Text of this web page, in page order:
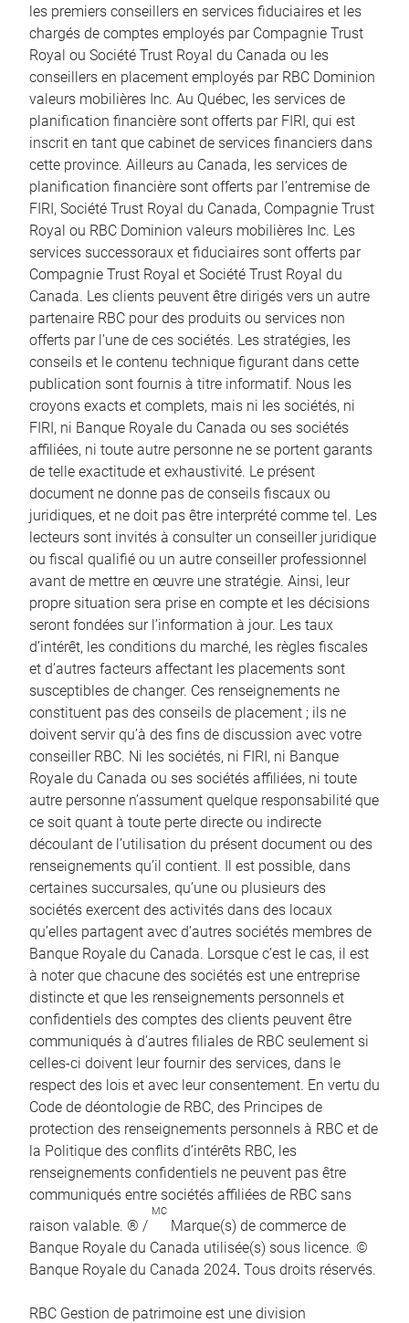
les premiers conseillers en services fiduciaires et les
chargés de comptes employés par Compagnie Trust
Royal ou Société Trust Royal du Canada ou les
conseillers en placement employés par RBC Dominion
valeurs mobilières Inc. Au Québec, les services de
planification financière sont offerts par FIRI, qui est
inscrit en tant que cabinet de services financiers dans
cette province. Ailleurs au Canada, les services de
planification financière sont offerts par l’entremise de
FIRI, Société Trust Royal du Canada, Compagnie Trust
Royal ou RBC Dominion valeurs mobilières Inc. Les
services successoraux et fiduciaires sont offerts par
Compagnie Trust Royal et Société Trust Royal du
Canada. Les clients peuvent être dirigés vers un autre
partenaire RBC pour des produits ou services non
offerts par l’une de ces sociétés. Les stratégies, les
conseils et le contenu technique figurant dans cette
publication sont fournis à titre informatif. Nous les
croyons exacts et complets, mais ni les sociétés, ni
FIRI, ni Banque Royale du Canada ou ses sociétés
affiliées, ni toute autre personne ne se portent garants
de telle exactitude et exhaustivité. Le présent
document ne donne pas de conseils fiscaux ou
juridiques, et ne doit pas être interprété comme tel. Les
lecteurs sont invités à consulter un conseiller juridique
ou fiscal qualifié ou un autre conseiller professionnel
avant de mettre en œuvre une stratégie. Ainsi, leur
propre situation sera prise en compte et les décisions
seront fondées sur l’information à jour. Les taux
d’intérêt, les conditions du marché, les règles fiscales
et d’autres facteurs affectant les placements sont
susceptibles de changer. Ces renseignements ne
constituent pas des conseils de placement ; ils ne
doivent servir qu’à des fins de discussion avec votre
conseiller RBC. Ni les sociétés, ni FIRI, ni Banque
Royale du Canada ou ses sociétés affiliées, ni toute
autre personne n’assument quelque responsabilité que
ce soit quant à toute perte directe ou indirecte
découlant de l’utilisation du présent document ou des
renseignements qu’il contient. Il est possible, dans
certaines succursales, qu’une ou plusieurs des
sociétés exercent des activités dans des locaux
qu’elles partagent avec d’autres sociétés membres de
Banque Royale du Canada. Lorsque c’est le cas, il est
à noter que chacune des sociétés est une entreprise
distincte et que les renseignements personnels et
confidentiels des comptes des clients peuvent être
communiqués à d’autres filiales de RBC seulement si
celles-ci doivent leur fournir des services, dans le
respect des lois et avec leur consentement. En vertu du
Code de déontologie de RBC, des Principes de
protection des renseignements personnels à RBC et de
la Politique des conflits d’intérêts RBC, les
renseignements confidentiels ne peuvent pas être
communiqués entre sociétés affiliées de RBC sans
raison valable. ® /
MC
Marque(s) de commerce de
Banque Royale du Canada utilisée(s) sous licence. ©
Banque Royale du Canada 2024. Tous droits réservés.
RBC Gestion de patrimoine est une division